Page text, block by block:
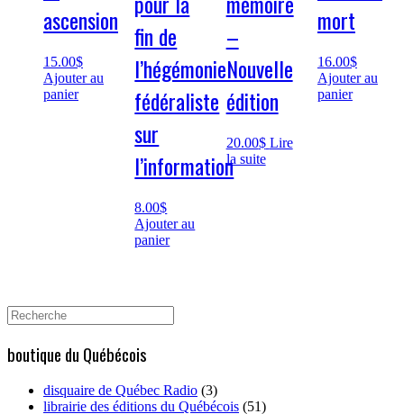
ascension
15.00$
Ajouter au
panier
fin de
l’hégémonie
fédéraliste
sur
l’information
8.00$
Ajouter au
panier
–
Nouvelle
édition
20.00$ Lire
la suite
mort
16.00$
Ajouter au
panier
Search
for:
boutique du Québécois
disquaire de Québec Radio (3)
librairie des éditions du Québécois (51)